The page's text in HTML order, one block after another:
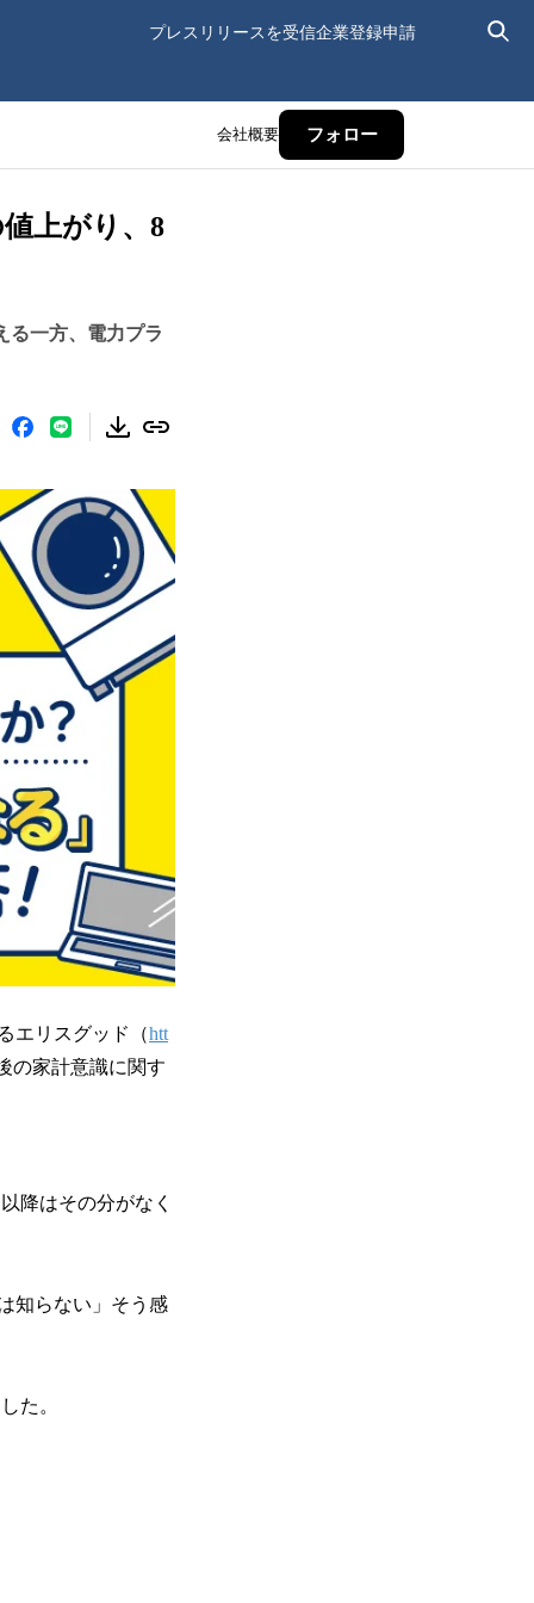
プレスリリースを受信企業登録申請
会社概要 フォロー
上がり、8
る一方、電力プラ
エリスグッド（htt
の家計意識に関す
降はその分がなく
知らない」そう感
た。